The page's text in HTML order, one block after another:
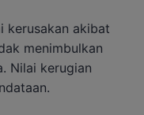
kerusakan akibat
menimbulkan
Nilai kerugian